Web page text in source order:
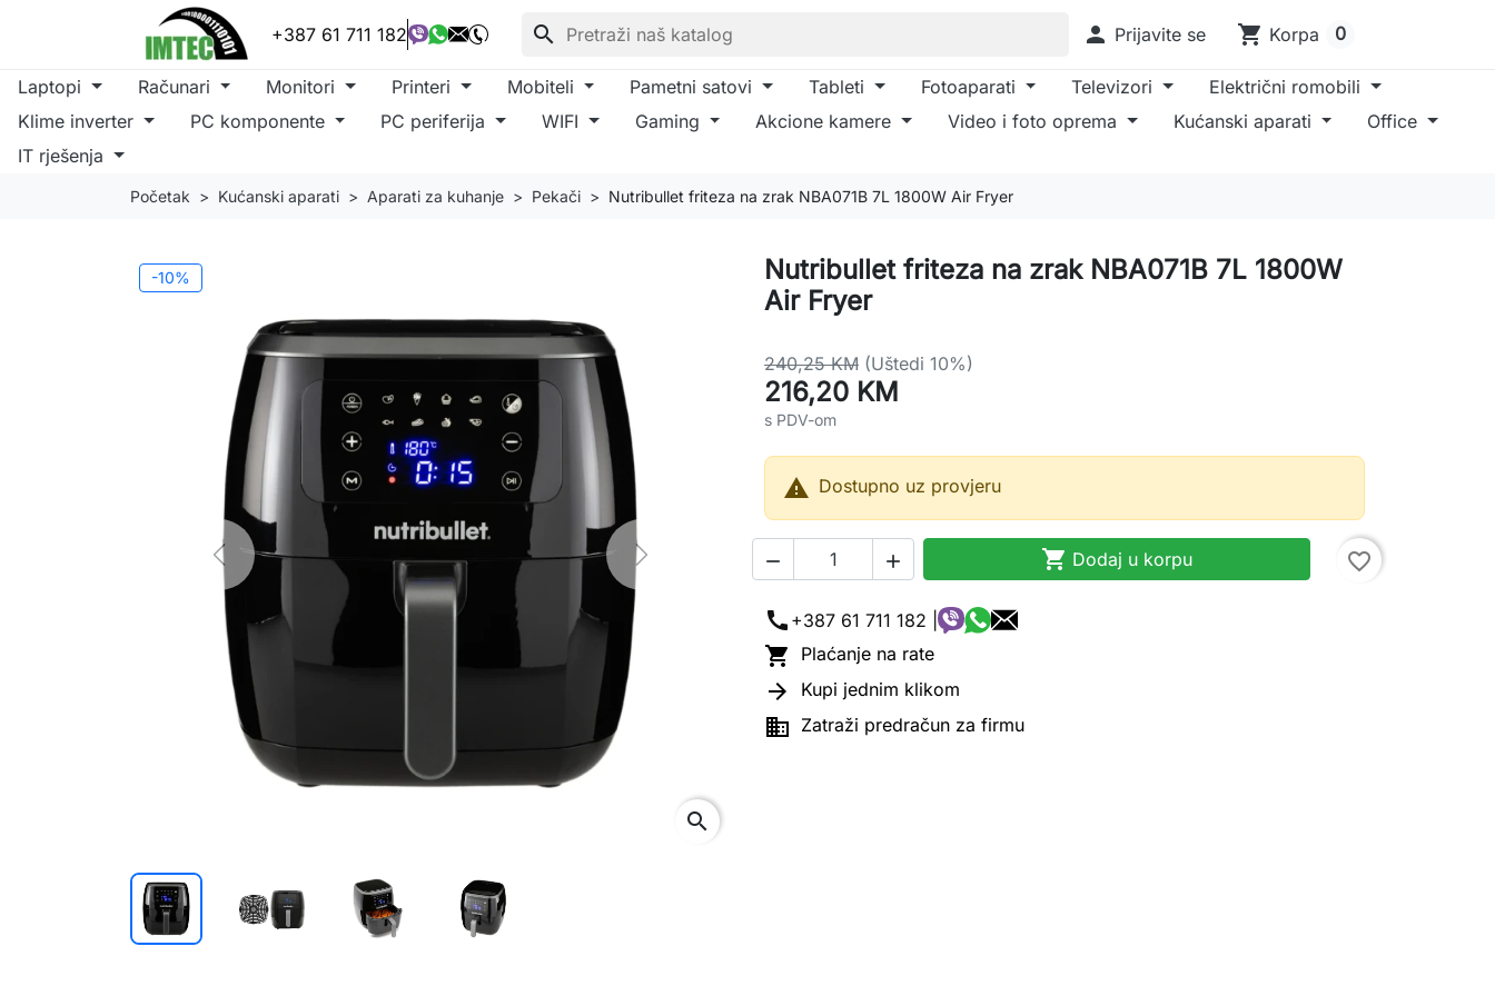
+387 61 711 182 search  Prijavite se shopping_cart Korpa 0
Laptopi Računari Monitori Printeri Mobiteli Pametni satovi Tableti Fotoaparati Televizori
Električni romobili
Klime inverter
PC komponente PC periferija WIFI Gaming Akcione kamere Video i foto oprema Kućanski aparati
Office
IT rješenja
Početak Kućanski aparati Aparati za kuhanje Pekači Nutribullet friteza na zrak NBA071B 7L 1800W Air Fryer
-10%
Previous Next
search
Nutribullet friteza na zrak NBA071B 7L 1800W
Air Fryer
240,25 KM (Uštedi 10%)
216,20 KM
s PDV-om
 Dostupno uz provjeru
   Dodaj u korpu favorite_border
call +387 61 711 182 |
 Plaćanje na rate
 Kupi jednim klikom
 Zatraži predračun za firmu